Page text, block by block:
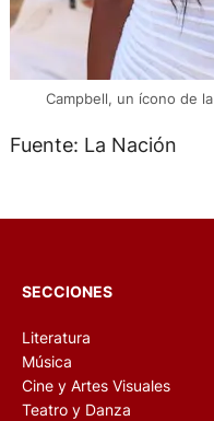
Campbell, un ícono de
Fuente: La Nación
SECCIONES
Literatura
Música
Cine y Artes Visuales
Teatro y Danza